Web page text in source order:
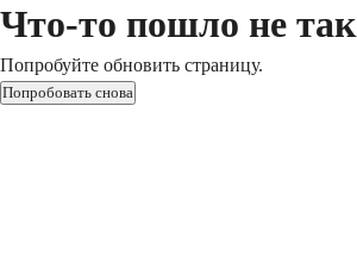
Что-то пошло не так
Попробуйте обновить страницу.
Попробовать снова